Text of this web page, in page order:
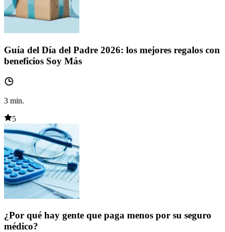
Guía del Día del Padre 2026: los mejores regalos con
beneficios Soy Más
3 min.
5
¿Por qué hay gente que paga menos por su seguro
médico?